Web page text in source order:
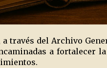
a través del Archivo
a fortalecer